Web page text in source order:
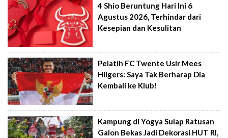
4 Shio Beruntung Hari Ini 6
Agustus 2026, Terhindar dari
Kesepian dan Kesulitan
Pelatih FC Twente Usir Mees
Hilgers: Saya Tak Berharap Dia
Kembali ke Klub!
Kampung di Yogya Sulap Ratusan
Galon Bekas Jadi Dekorasi HUT RI,